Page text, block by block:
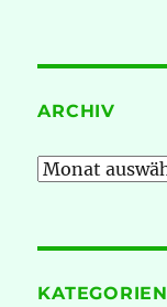
ARCHIV
Archiv
KATEGORIEN